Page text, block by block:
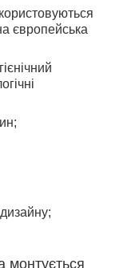
європейська
монтується